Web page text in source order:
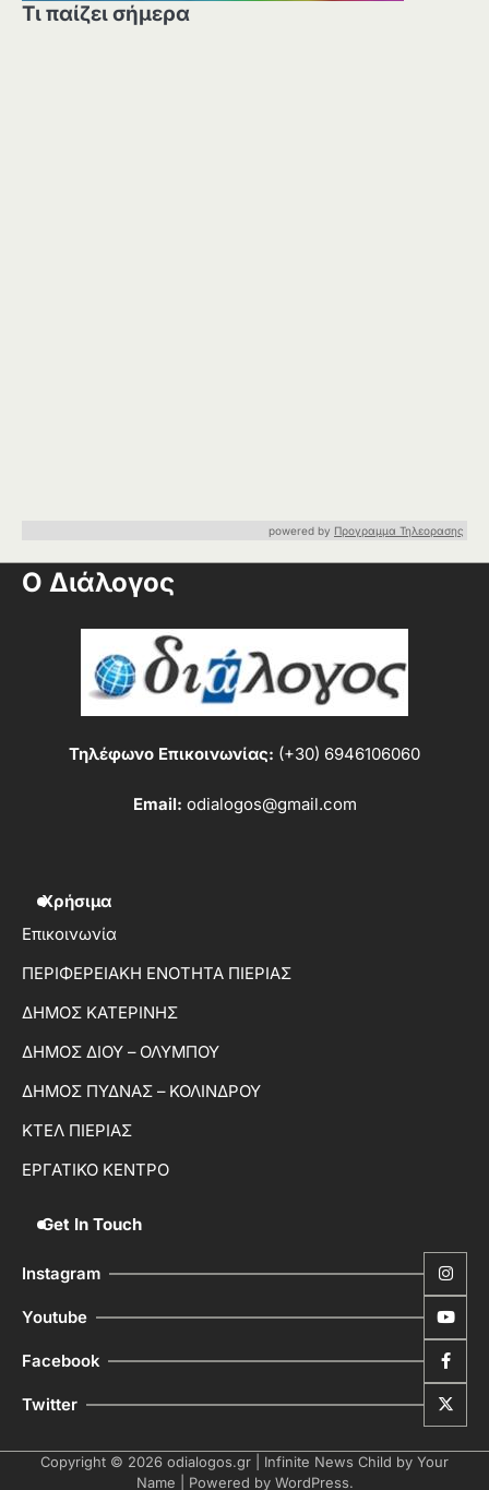
Τι παίζει σήμερα
powered by Προγραμμα Τηλεορασης
Ο Διάλογος
Τηλέφωνο Επικοινωνίας: (+30) 6946106060
Email: odialogos@gmail.com
Χρήσιμα
Επικοινωνία
ΠΕΡΙΦΕΡΕΙΑΚΗ ΕΝΟΤΗΤΑ ΠΙΕΡΙΑΣ
ΔΗΜΟΣ ΚΑΤΕΡΙΝΗΣ
ΔΗΜΟΣ ΔΙΟΥ – ΟΛΥΜΠΟΥ
ΔΗΜΟΣ ΠΥΔΝΑΣ – ΚΟΛΙΝΔΡΟΥ
ΚΤΕΛ ΠΙΕΡΙΑΣ
ΕΡΓΑΤΙΚΟ ΚΕΝΤΡΟ
Get In Touch
Instagram
Youtube
Facebook
Twitter
Copyright © 2026 odialogos.gr | Infinite News Child by Your
Name | Powered by WordPress.